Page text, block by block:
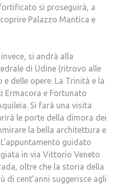
si proseguirà, a
Palazzo Mantica e
si andrà alla
di Udine (ritrovo alle
delle opere. La Trinità e la
Ermacora e Fortunato
Si farà una visita
le porte della dimora dei
la bella architettura e
guidato
in via Vittorio Veneto
oltre che la storia della
di cent’anni suggerisce agli